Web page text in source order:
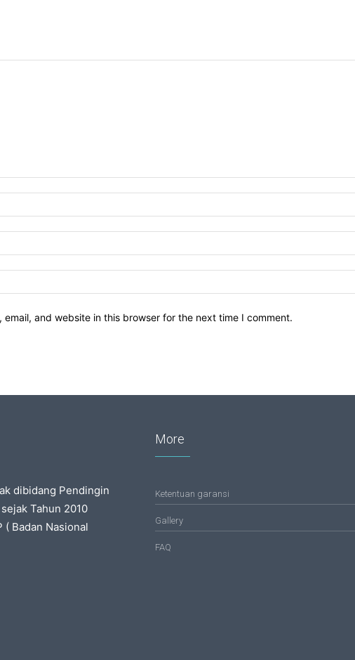
email, and website in this browser for the next time I comment.
dibidang Pendingin
Tahun 2010
( Badan Nasional
More
Ketentuan garansi
Gallery
FAQ